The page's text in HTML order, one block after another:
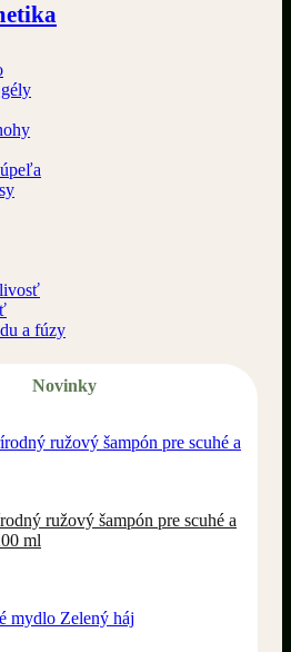
a fúzy
Novinky
ružový šampón pre scuhé a
ml